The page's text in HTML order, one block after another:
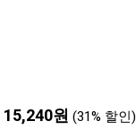
15,240원 (31% 할인)